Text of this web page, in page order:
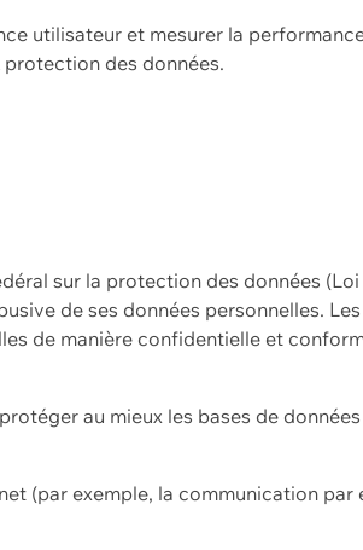
utilisateur et mesurer la
protection des données.
sur la protection des données
de ses données personnelles.
de manière confidentielle et
au mieux les bases de
(par exemple, la communication